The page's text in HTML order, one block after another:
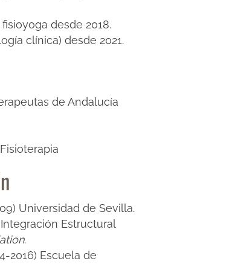
desde 2018.
clínica) desde 2021.
de Andalucía
Universidad de Sevilla.
Estructural
.
2016) Escuela de